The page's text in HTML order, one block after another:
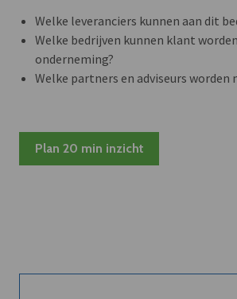
Welke leveranciers kunnen aan dit
Welke bedrijven kunnen klant
onderneming?
Welke partners en adviseurs
Plan 20 min inzicht